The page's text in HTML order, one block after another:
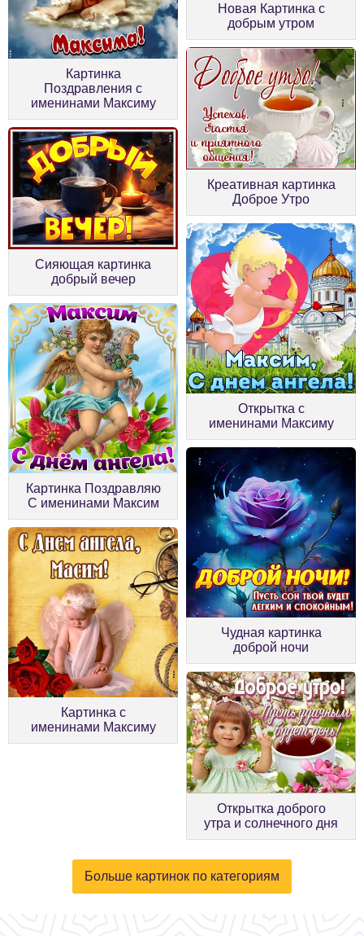
Новая Картинка с
добрым утром
Картинка
Поздравления с
именинами Максиму
Креативная картинка
Доброе Утро
Сияющая картинка
добрый вечер
Открытка с
именинами Максиму
Картинка Поздравляю
С именинами Максим
Чудная картинка
доброй ночи
Картинка с
именинами Максиму
Открытка доброго
утра и солнечного дня
Больше картинок по категориям